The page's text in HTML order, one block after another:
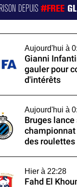
DEPUIS#FREE
Aujourd'hui à
Gianni
gauler pour
d'intérêts
Aujourd'hui à
Bruges lance
des roulettes
Hier à 22:28
Fahd El